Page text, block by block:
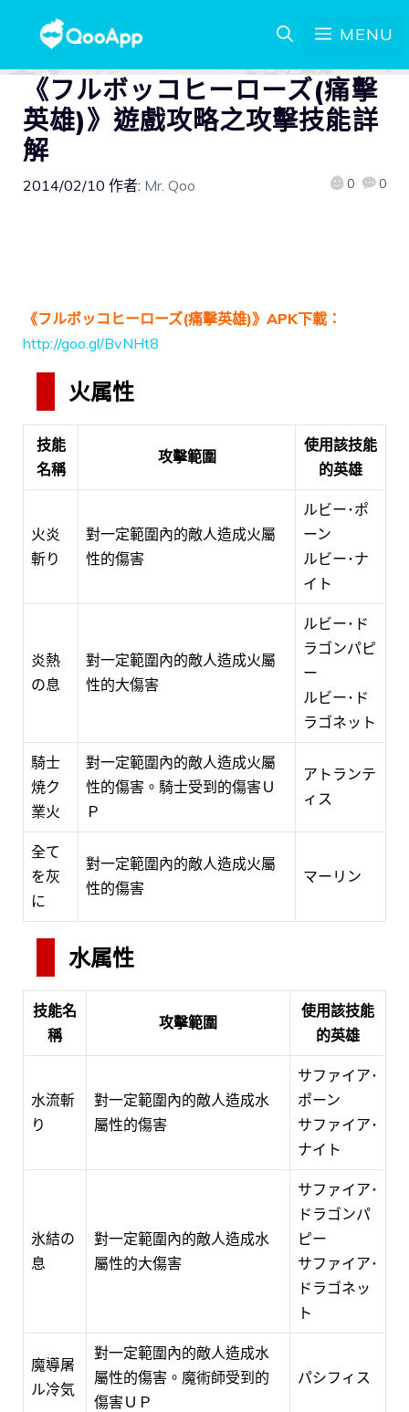
MENU
《フルボッコヒーローズ(痛擊
英雄)》遊戲攻略之攻擊技能詳
解
2014/02/10 作者: Mr. Qoo 0 0
《フルボッコヒーローズ(痛擊英雄)》APK下載：
http://goo.gl/BvNHt8
火属性
技能
名稱
攻擊範圍
使用該技能
的英雄
火炎
斬り
對一定範圍內的敵人造成火屬
性的傷害
ルビー･ポ
ーン
ルビー･ナ
イト
炎熱
の息
對一定範圍內的敵人造成火屬
性的大傷害
ルビー･ド
ラゴンパピ
ー
ルビー･ド
ラゴネット
騎士
焼ク
業火
對一定範圍內的敵人造成火屬
性的傷害。騎士受到的傷害Ｕ
Ｐ
アトランテ
ィス
全て
を灰
に
對一定範圍內的敵人造成火屬
性的傷害
マーリン
水属性
技能名
稱
攻擊範圍
使用該技能
的英雄
水流斬
り
對一定範圍內的敵人造成水
屬性的傷害
サファイア･
ポーン
サファイア･
ナイト
氷結の
息
對一定範圍內的敵人造成水
屬性的大傷害
サファイア･
ドラゴンパ
ピー
サファイア･
ドラゴネッ
ト
魔導屠
ル冷気
對一定範圍內的敵人造成水
屬性的傷害。魔術師受到的
傷害ＵＰ
パシフィス